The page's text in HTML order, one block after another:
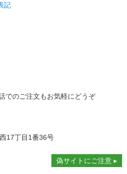
偽サイトにご注意 ▸
記
でのご注文もお気軽にどうぞ
17丁目1番36号